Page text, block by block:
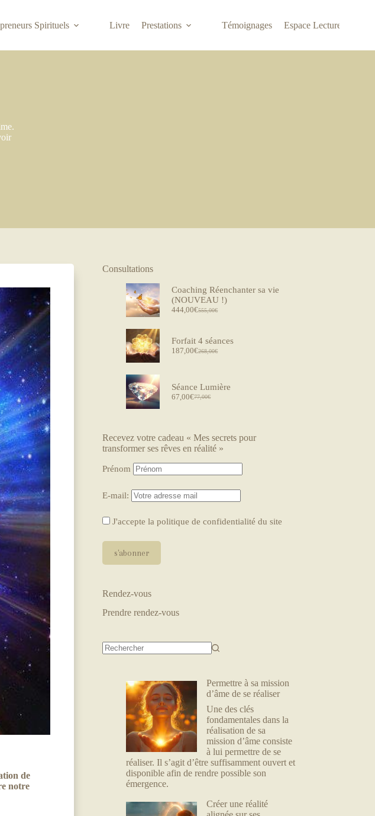
Spirituels Livre Prestations Témoignages Espace Lecture
de
notre
Consultations
Coaching Réenchanter sa vie
(NOUVEAU !)
555,00€
444,00€
Forfait 4 séances
268,00€
187,00€
Séance Lumière
77,00€
67,00€
Recevez votre cadeau « Mes secrets pour
transformer ses rêves en réalité »
Prénom
E-mail:
J'accepte la politique de confidentialité du site
Rendez-vous
Prendre rendez-vous
Permettre à sa mission
d’âme de se réaliser
Une des clés
fondamentales dans la
réalisation de sa
mission d’âme consiste
à lui permettre de se
réaliser. Il s’agit d’être suffisamment ouvert et
disponible afin de rendre possible son
émergence.
Créer une réalité